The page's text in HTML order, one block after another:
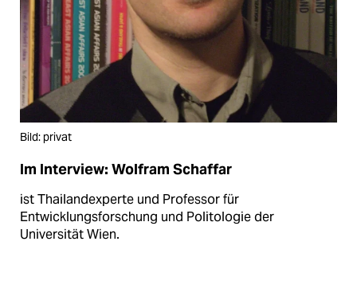
Bild: privat
Im Interview: Wolfram Schaffar
ist Thailandexperte und Professor für
Entwicklungsforschung und Politologie der
Universität Wien.